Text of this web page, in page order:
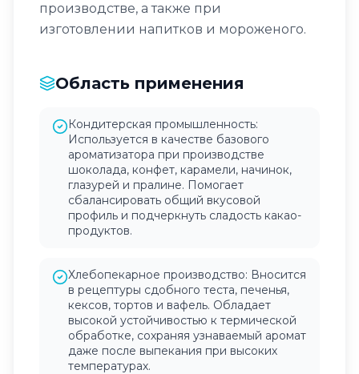
производстве, а также при
изготовлении напитков и мороженого.
Область применения
Кондитерская промышленность:
Используется в качестве базового
ароматизатора при производстве
шоколада, конфет, карамели, начинок,
глазурей и пралине. Помогает
сбалансировать общий вкусовой
профиль и подчеркнуть сладость какао-
продуктов.
Хлебопекарное производство: Вносится
в рецептуры сдобного теста, печенья,
кексов, тортов и вафель. Обладает
высокой устойчивостью к термической
обработке, сохраняя узнаваемый аромат
даже после выпекания при высоких
температурах.